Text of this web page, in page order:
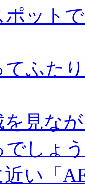
ポット
てふた
を見な
でしょ
い「